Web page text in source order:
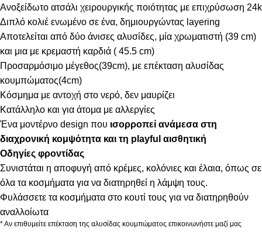
Ανοξείδωτο ατσάλι χειρουργικής ποιότητας με επιχρύσωση 24k
Διπλό κολιέ ενωμένο σε ένα, δημιουργώντας layering
Αποτελείται από δύο άνισες αλυσίδες, μία χρωματιστή (39 cm)
και μια με κρεμαστή καρδιά ( 45.5 cm)
Προσαρμόσιμο μέγεθος(39cm), με επέκταση αλυσίδας
κουμπώματος(4cm)
Κόσμημα με αντοχή στο νερό, δεν μαυρίζει
Κατάλληλο και για άτομα με αλλεργίες
Ένα μοντέρνο design που ισορροπεί ανάμεσα στη
διαχρονική κομψότητα και τη playful αισθητική
Οδηγίες φροντίδας
Συνιστάται η αποφυγή από κρέμες, κολόνιες και έλαια, όπως σε
όλα τα κοσμήματα για να διατηρηθεί η λάμψη τους.
Φυλάσσετε τα κοσμήματα στο κουτί τους για να διατηρηθούν
αναλλοίωτα
* Αν επιθυμείτε επέκταση της αλυσίδας κουμπώματος επικοινωνήστε μαζί μας